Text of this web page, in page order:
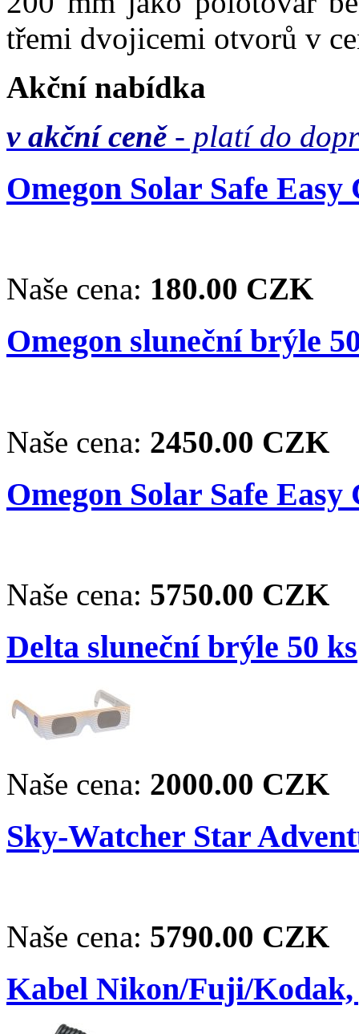
třemi dvojicemi otvorů v
Akční nabídka
v akční ceně - platí do
Omegon Solar Safe
Naše cena: 180.00 CZK
Omegon sluneční brýle
Naše cena: 2450.00 CZK
Omegon Solar Safe
Naše cena: 5750.00 CZK
Delta sluneční brýle 50 ks
Naše cena: 2000.00 CZK
Sky-Watcher Star
Naše cena: 5790.00 CZK
Kabel Nikon/Fuji/Kodak,